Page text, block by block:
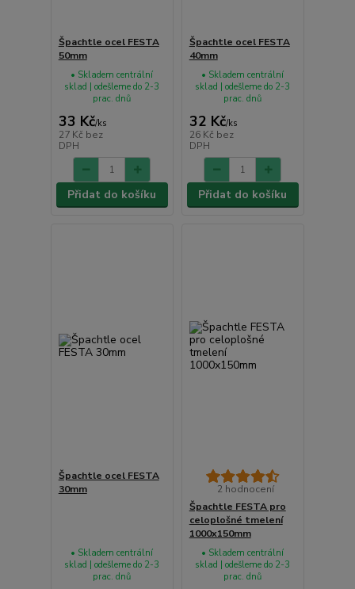
Špachtle ocel FESTA
50mm
33 Kč/ks
27 Kč bez
DPH
• Skladem centrální
sklad | odešleme do 2-3
prac. dnů
Přidat do košíku
Špachtle ocel FESTA
40mm
32 Kč/ks
26 Kč bez
DPH
• Skladem centrální
sklad | odešleme do 2-3
prac. dnů
Přidat do košíku
Špachtle ocel FESTA
30mm
• Skladem centrální
sklad | odešleme do 2-3
prac. dnů
2 hodnocení
Špachtle FESTA pro
celoplošné tmelení
1000x150mm
• Skladem centrální
sklad | odešleme do 2-3
prac. dnů